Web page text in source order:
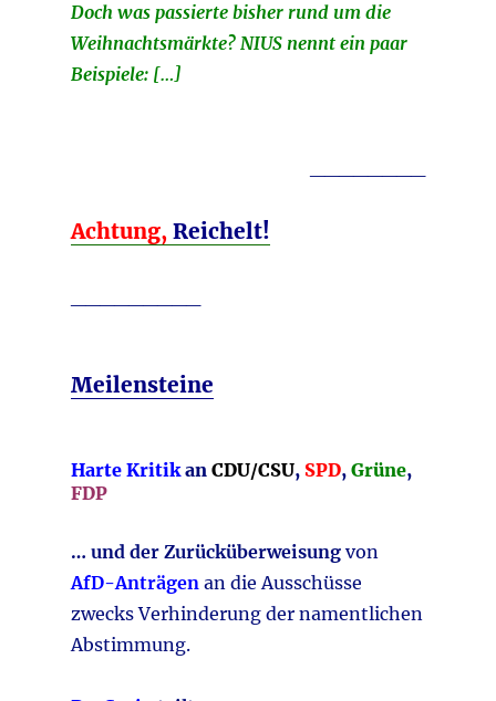
Doch was passierte bisher rund um die
Weihnachtsmärkte? NIUS nennt ein paar
Beispiele: […]
Achtung, Reichelt!
Meilensteine
Harte Kritikan CDU/CSU, SPD, Grüne,
FDP
… und der Zurücküberweisungvon
AfD-Anträgenan die Ausschüsse
zwecks Verhinderung der namentlichen
Abstimmung.